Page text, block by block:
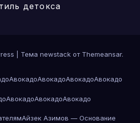
детокса
Тема newstack от Themeansar.
АвокадоАвокадоАвокадоАвокадо
АвокадоАвокадоАвокадо
Айзек Азимов — Основание